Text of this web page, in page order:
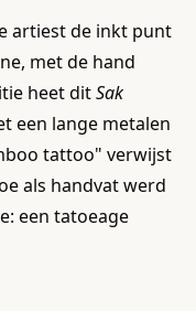
artiest de inkt punt
met de hand
heet ditSak
een lange metalen
tattoo" verwijst
als handvat werd
een tatoeage